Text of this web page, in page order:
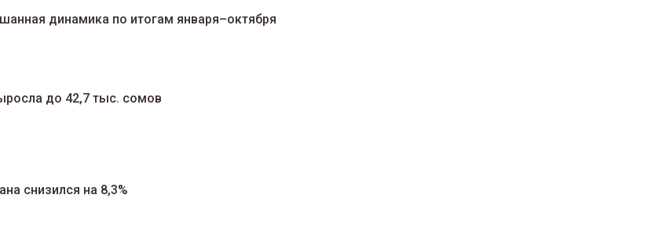
динамика по итогам января–октября
до 42,7 тыс. сомов
снизился на 8,3%